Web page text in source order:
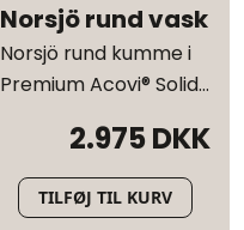
Norsjö rund vask
Norsjö rund kumme i
Premium Acovi® Solid
2.975 DKK
TILFØJ TIL KURV